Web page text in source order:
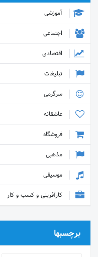
آموزشی
اجتماعی
اقتصادی
تبلیغات
سرگرمی
عاشقانه
فروشگاه
مذهبی
موسیقی
کارآفرینی و کسب و کار
برچسبها